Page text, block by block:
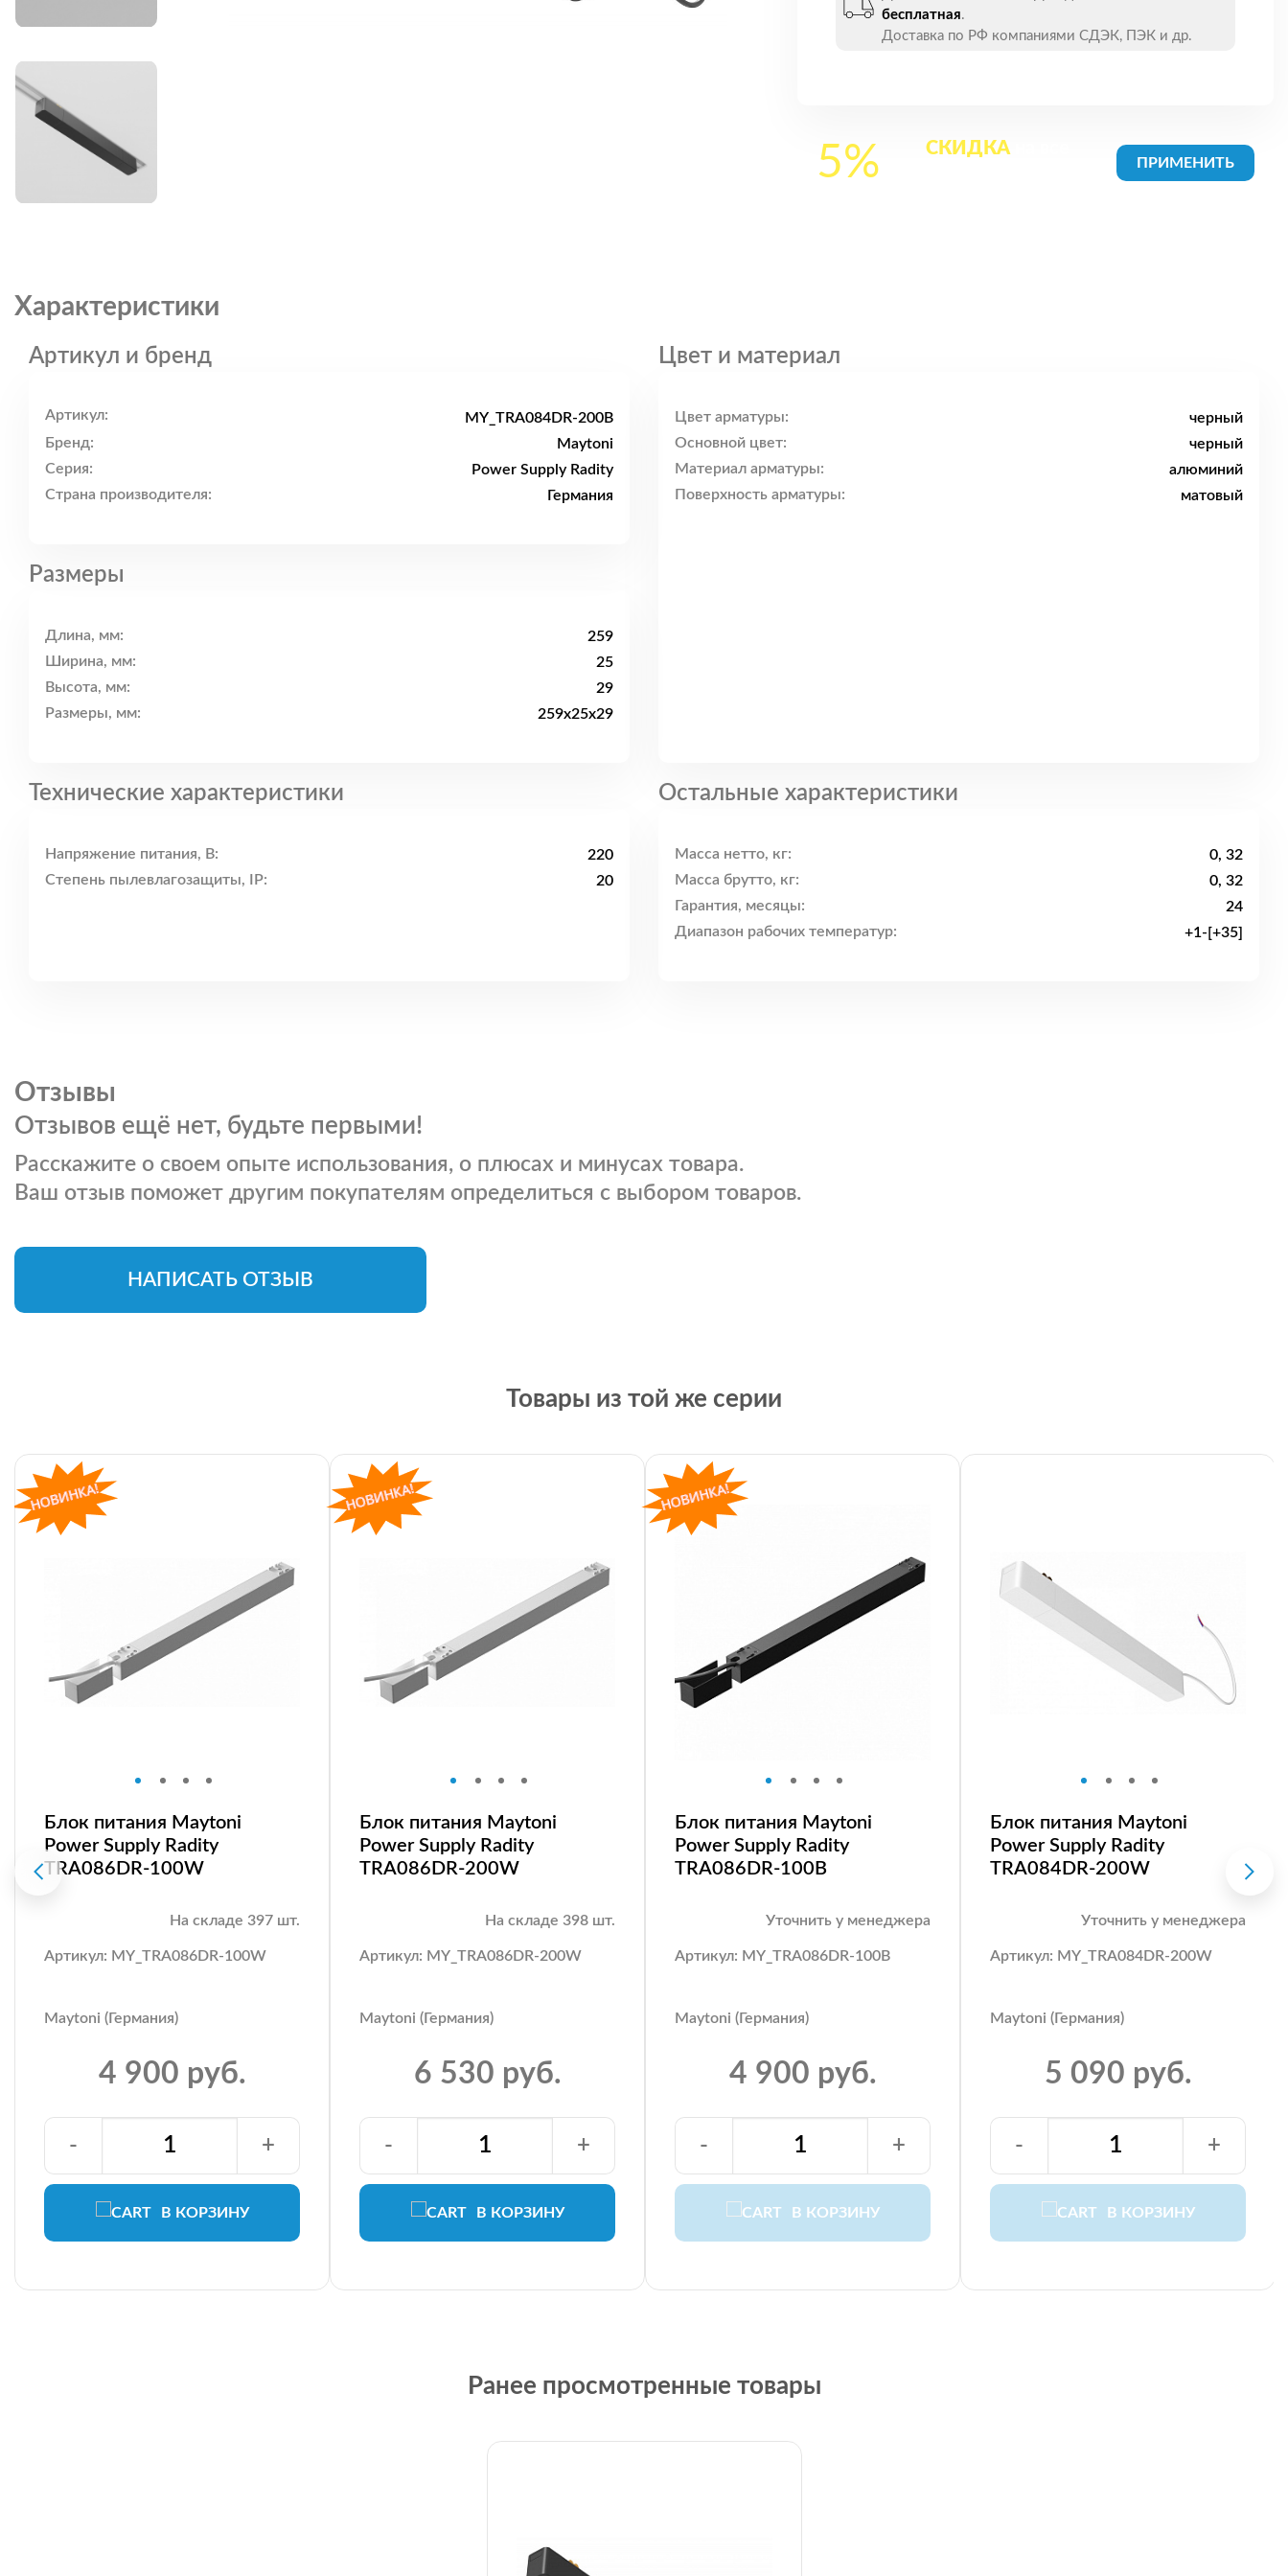
бесплатная.
Доставка по РФ компаниями СДЭК, ПЭК и др.
5% СКИДКА
Характеристики
Артикул и бренд
Артикул:
MY_TRA084DR-200B
Бренд:
Maytoni
Серия:
Power Supply Radity
Страна производителя:
Германия
Размеры
Длина, мм:
259
Ширина, мм:
25
Высота, мм:
29
Размеры, мм:
259x25x29
Цвет и материал
Цвет арматуры:
черный
Основной цвет:
черный
Материал арматуры:
алюминий
Поверхность арматуры:
матовый
Технические характеристики
Напряжение питания, В:
220
Степень пылевлагозащиты, IP:
20
Остальные характеристики
Масса нетто, кг:
0, 32
Масса брутто, кг:
0, 32
Гарантия, месяцы:
24
Диапазон рабочих температур:
+1-[+35]
Отзывы
Отзывов ещё нет, будьте первыми!
Расскажите о своем опыте использования, о плюсах и минусах товара.
Ваш отзыв поможет другим покупателям определиться с выбором товаров.
НАПИСАТЬ ОТЗЫВ
Товары из той же серии
Блок питания Maytoni
Power Supply Radity
TRA086DR-100W
На складе 397 шт.
Артикул: MY_TRA086DR-100W
Maytoni (Германия)
4 900 руб.
В КОРЗИНУ
- +
Блок питания Maytoni
Power Supply Radity
TRA086DR-200W
На складе 398 шт.
Артикул: MY_TRA086DR-200W
Maytoni (Германия)
6 530 руб.
В КОРЗИНУ
- +
Блок питания Maytoni
Power Supply Radity
TRA086DR-100B
Уточнить у менеджера
Артикул: MY_TRA086DR-100B
Maytoni (Германия)
4 900 руб.
В КОРЗИНУ
- +
Блок питания Maytoni
Power Supply Radity
TRA084DR-200W
Уточнить у менеджера
Артикул: MY_TRA084DR-200W
Maytoni (Германия)
5 090 руб.
В КОРЗИНУ
- +
Ранее просмотренные товары